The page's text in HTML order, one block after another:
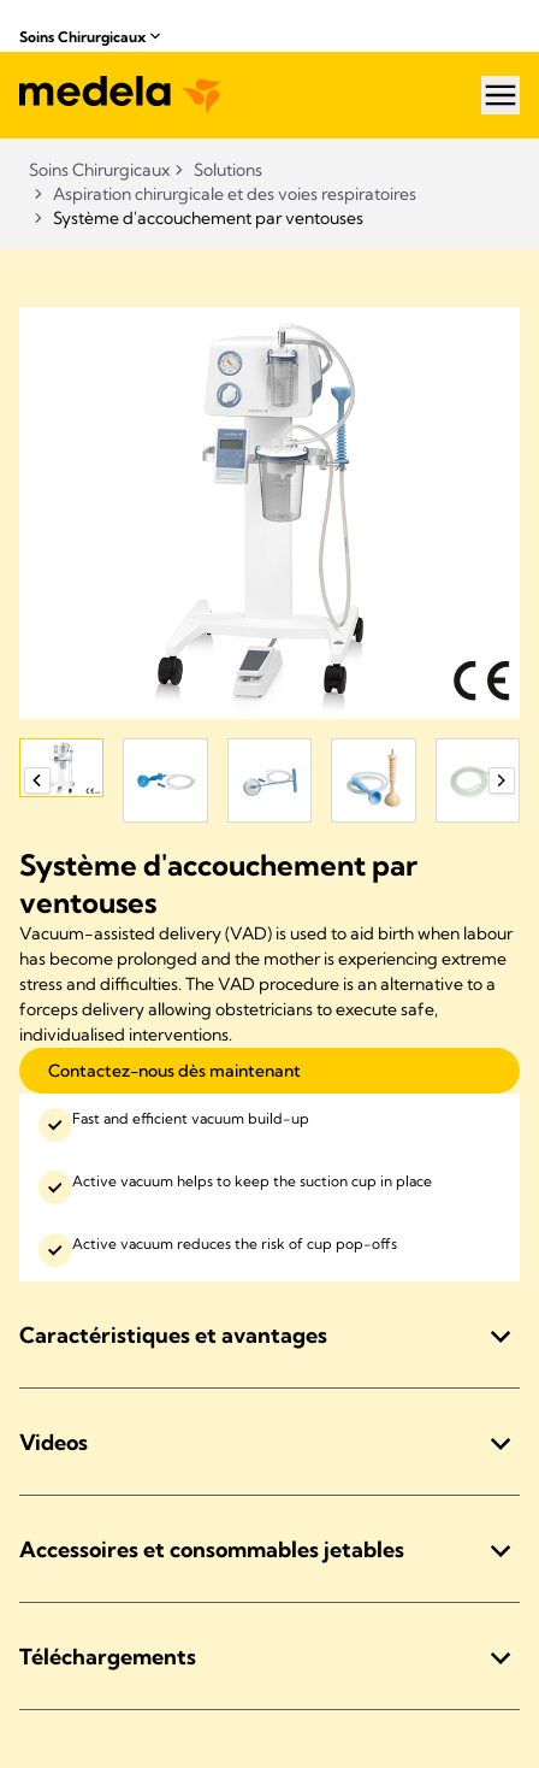
Soins Chirurgicaux
Soins Chirurgicaux
Solutions
Aspiration chirurgicale et des voies respiratoires
Système d'accouchement par ventouses
Système d'accouchement par
ventouses
Vacuum-assisted delivery (VAD) is used to aid birth when labour
has become prolonged and the mother is experiencing extreme
stress and difficulties. The VAD procedure is an alternative to a
forceps delivery allowing obstetricians to execute safe,
individualised interventions.
Contactez-nous dès maintenant
Fast and efficient vacuum build-up
Active vacuum helps to keep the suction cup in place
Active vacuum reduces the risk of cup pop-offs
Caractéristiques et avantages
Videos
Accessoires et consommables jetables
Téléchargements